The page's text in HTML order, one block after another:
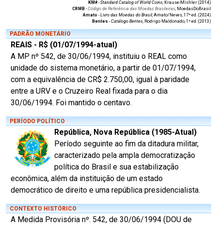
KM#-Standard Catalog of World Coins, Krause-Mishler (2014)
CRMB -Código de Referência das Moedas Brasileiras, MoedasDoBrasil
Amato -Livro das Moedas do Brasil, Amato/Neves, 17ª ed. (2024)
Bentes -Catálogo Bentes, Rodrigo Maldonado, 1ª ed. (2013)
PADRÃO MONETÁRIO
REAIS - R$ (01/07/1994-atual)
A MP nº 542, de 30/06/1994, instituiu o REAL como
unidade do sistema monetário, a partir de 01/07/1994,
com a equivalência de CR$ 2.750,00, igual à paridade
entre a URV e o Cruzeiro Real fixada para o dia
30/06/1994. Foi mantido o centavo.
PERÍODO POLÍTICO
República, Nova República (1985-Atual)
Período seguinte ao fim da ditadura militar,
caracterizado pela ampla democratização
política do Brasil e sua estabilização
econômica, além da instituição de um estado
democrático de direito e uma república presidencialista.
CONTEXTO HISTÓRICO
A Medida Provisória nº. 542, de 30/06/1994 (DOU de